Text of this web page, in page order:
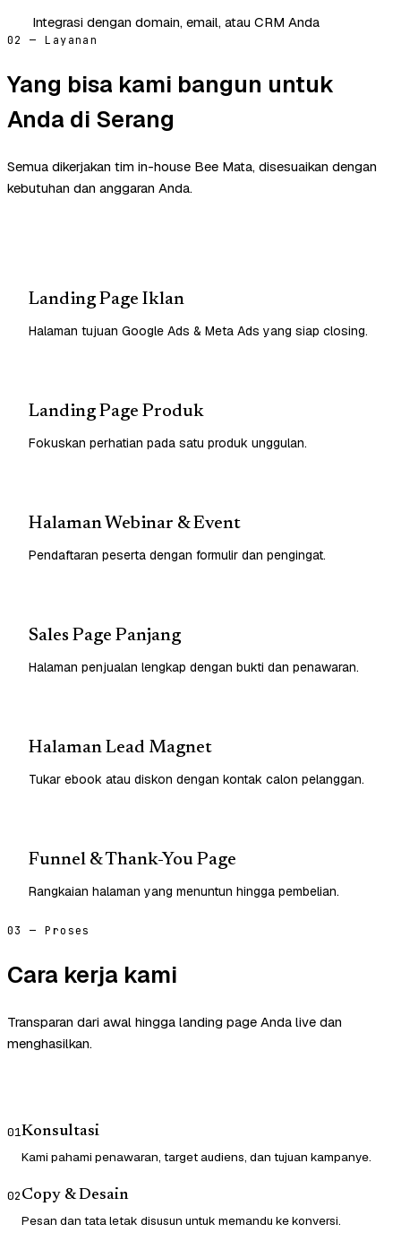
Integrasi dengan domain, email, atau CRM Anda
02 — Layanan
Yang bisa kami bangun untuk
Anda di Serang
Semua dikerjakan tim in-house Bee Mata, disesuaikan dengan
kebutuhan dan anggaran Anda.
Landing Page Iklan
Halaman tujuan Google Ads & Meta Ads yang siap closing.
Landing Page Produk
Fokuskan perhatian pada satu produk unggulan.
Halaman Webinar & Event
Pendaftaran peserta dengan formulir dan pengingat.
Sales Page Panjang
Halaman penjualan lengkap dengan bukti dan penawaran.
Halaman Lead Magnet
Tukar ebook atau diskon dengan kontak calon pelanggan.
Funnel & Thank-You Page
Rangkaian halaman yang menuntun hingga pembelian.
03 — Proses
Cara kerja kami
Transparan dari awal hingga landing page Anda live dan
menghasilkan.
01Konsultasi
Kami pahami penawaran, target audiens, dan tujuan kampanye.
02Copy & Desain
Pesan dan tata letak disusun untuk memandu ke konversi.